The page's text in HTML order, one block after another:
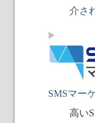
介さ
SMSマー
高い